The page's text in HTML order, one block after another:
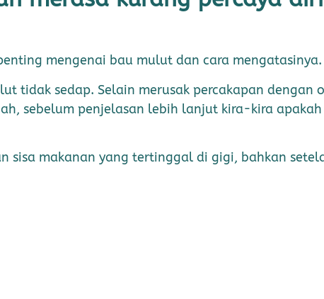
mengenai bau mulut dan cara mengatasinya.
tidak sedap. Selain merusak percakapan dengan
sebelum penjelasan lebih lanjut kira-kira
sisa makanan yang tertinggal di gigi, bahkan